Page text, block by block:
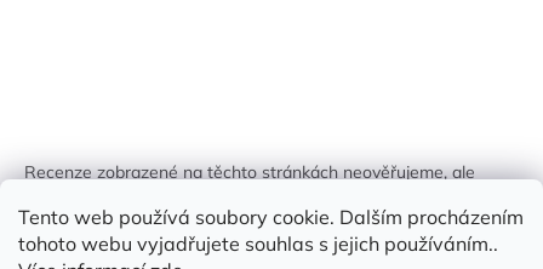
Tento web používá soubory cookie. Dalším procházením
tohoto webu vyjadřujete souhlas s jejich používáním..
Recenze zobrazené na těchto stránkách neověřujeme, ale
identifikován.